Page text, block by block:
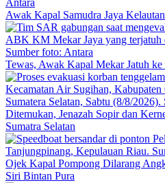
Awak Kapal Samudra Jaya
Tewas, Awak Kapal Mekar Jatuh
Ditemukan, Jenazah Sopir dan
Sumatra Selatan
Ojek Kapal Pompong Dilarang
Siri Bintan Pura